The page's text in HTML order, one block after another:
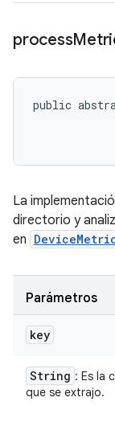
process
public
La
directorio y
en
Parámetros
key
String : Es la
que se extrajo.